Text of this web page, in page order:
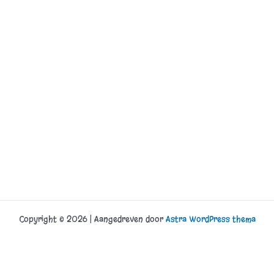
Copyright © 2026 | Aangedreven doorAstra WordPress thema